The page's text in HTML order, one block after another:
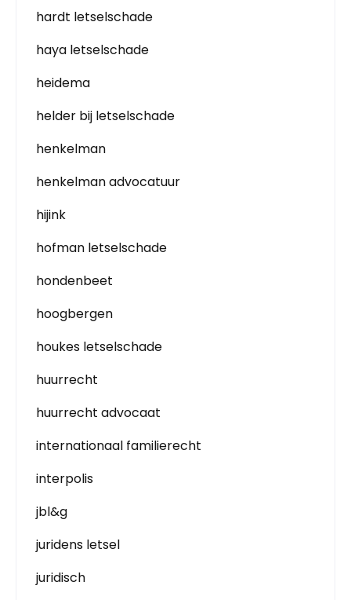
hardt letselschade
haya letselschade
heidema
helder bij letselschade
henkelman
henkelman advocatuur
hijink
hofman letselschade
hondenbeet
hoogbergen
houkes letselschade
huurrecht
huurrecht advocaat
internationaal familierecht
interpolis
jbl&g
juridens letsel
juridisch